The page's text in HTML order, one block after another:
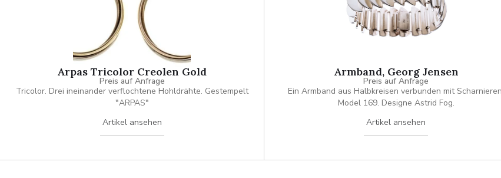
Arpas Tricolor Creolen Gold
Preis auf Anfrage
Tricolor. Drei ineinander verflochtene Hohldrähte. Gestempelt
"ARPAS"
Artikel ansehen
Armband, Georg Jensen
Preis auf Anfrage
Ein Armband aus Halbkreisen verbunden mit
Model 169. Designe Astrid Fog.
Artikel ansehen